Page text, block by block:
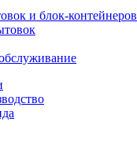
и блок-контейнеров